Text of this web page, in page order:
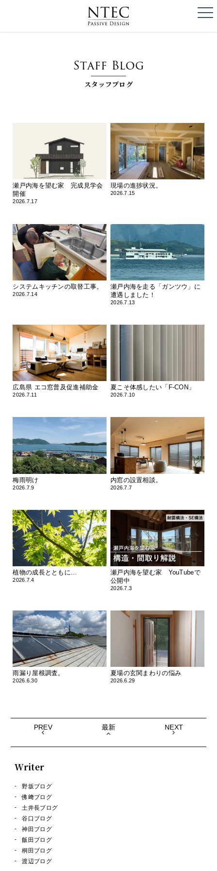
Staff Blog
スタッフブログ
瀬戸内海を望む家 完成見学会
開催
2026.7.17
現場の進捗状況。
2026.7.15
システムキッチンの取替工事。
2026.7.14
瀬戸内海を走る「ガンツウ」に
遭遇しました！
2026.7.13
広島県 エコ窓普及促進補助金
2026.7.11
夏こそ体感したい「F-CON」
2026.7.10
梅雨明け
2026.7.9
内窓の設置相談。
2026.7.7
植物の成長とともに…
2026.7.4
瀬戸内海を望む家 YouTubeで
公開中
2026.7.3
雨漏り屋根調査。
2026.6.30
夏場の玄関まわりの悩み
2026.6.29
最新
PREV NEXT
Writer
野坂ブログ
佛﨑ブログ
土井長ブログ
谷口ブログ
神田ブログ
飯田ブログ
桐田ブログ
渡辺ブログ